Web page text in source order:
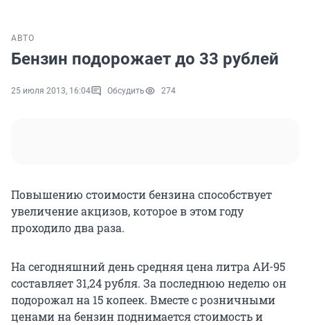
АВТО
Бензин подорожает до 33 рублей
25 июля 2013, 16:04 Обсудить 274
Повышению стоимости бензина способствует
увеличение акцизов, которое в этом году
проходило два раза.
На сегодняшний день средняя цена литра АИ-95
составляет 31,24 рубля. За последнюю неделю он
подорожал на 15 копеек. Вместе с розничными
ценами на бензин поднимается стоимость и